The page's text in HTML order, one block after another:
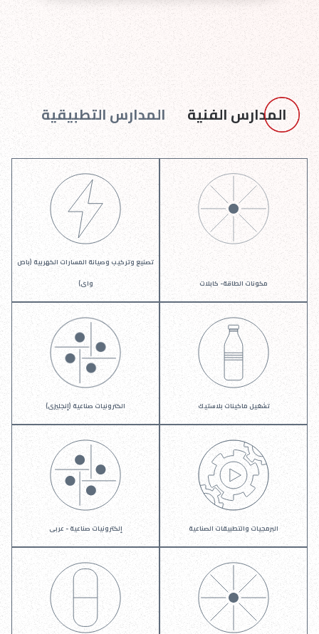
المدارس الفنية المدارس التطبيقية
مكونات الطاقة- كابلات
تصنيع وتركيب وصيانة المسارات الكهربية (باص
واى)
تشغيل ماكينات بلاستيك الكترونيات صناعية (إنجليزى)
البرمجيات والتطبيقات الصناعية إلكترونيات صناعية - عربى